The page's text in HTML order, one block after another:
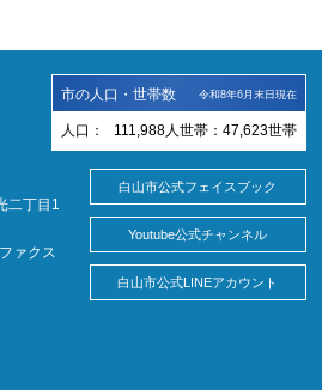
市の人口・世帯数 令和8年6月末日現在
人口： 111,988 人 世帯： 47,623世帯
丁目1
ァクス
白山市公式フェイスブック
Youtube公式チャンネル
白山市公式LINEアカウント